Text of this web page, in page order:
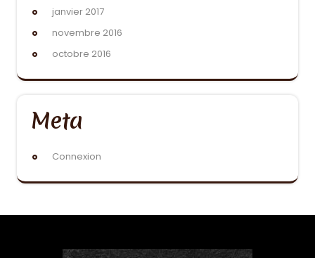
janvier 2017
novembre 2016
octobre 2016
Meta
Connexion